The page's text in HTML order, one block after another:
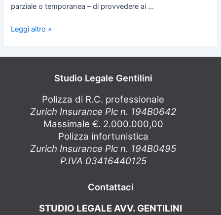
parziale o temporanea – di provvedere ai …
Leggi altro »
Studio Legale Gentilini
Polizza di R.C. professionale
Zurich Insurance Plc n. 194B0642
Massimale €. 2.000.000,00
Polizza infortunistica
Zurich Insurance Plc n. 194B0495
P.IVA 03416440125
Contattaci
STUDIO LEGALE AVV. GENTILINI